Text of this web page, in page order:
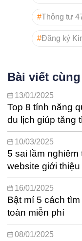
#Thông tư
#Đăng ký
Bài viết
13/01/2025
Top 8 tính năng
du lịch giúp tăng
10/03/2025
5 sai lầm
website giới
16/01/2025
Bật mí 5 cách
toàn miễn phí
08/01/2025